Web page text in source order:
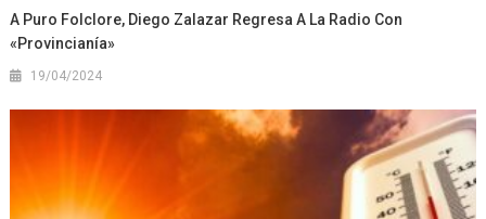
A Puro Folclore, Diego Zalazar Regresa A La Radio Con
«Provincianía»
19/04/2024